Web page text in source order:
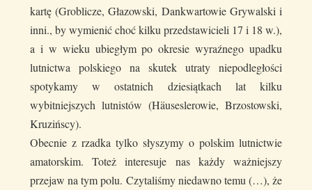
kartę (Groblicze, Głazowski, Dankwartowie Grywalski i
inni., by wymienić choć kilku przedstawicieli 17 i 18 w.),
a i w wieku ubiegłym po okresie wyraźnego upadku
lutnictwa polskiego na skutek utraty niepodległości
spotykamy w ostatnich dziesiątkach lat kilku
wybitniejszych lutnistów (Häuseslerowie, Brzostowski,
Kruzińscy).
Obecnie z rzadka tylko słyszymy o polskim lutnictwie
amatorskim. Toteż interesuje nas każdy ważniejszy
przejaw na tym polu. Czytaliśmy niedawno temu (…), że